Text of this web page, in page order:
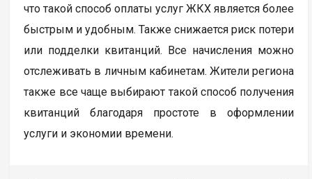
что такой способ оплаты услуг ЖКХ является более
быстрым и удобным. Также снижается риск потери
или подделки квитанций. Все начисления можно
отслеживать в личным кабинетам. Жители региона
также все чаще выбирают такой способ получения
квитанций благодаря простоте в оформлении
услуги и экономии времени.